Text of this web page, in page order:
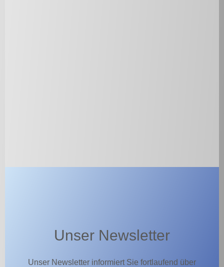
Unser Newsletter
Unser Newsletter informiert Sie fortlaufend über